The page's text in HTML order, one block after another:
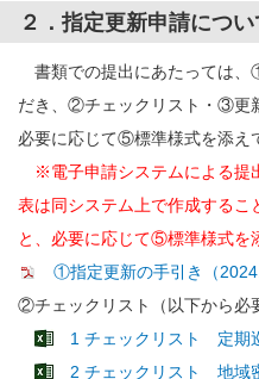
２．指定更新申請につい
書類での提出にあたっては、
だき、②チェックリスト・③更
必要に応じて⑤標準様式を添え
※電子申請システムによる
表は同システム上で作成する
と、必要に応じて⑤標準様式を
①指定更新の手引き（
②チェックリスト（以下から必
1 チェックリスト 定期
2 チェックリスト 地域